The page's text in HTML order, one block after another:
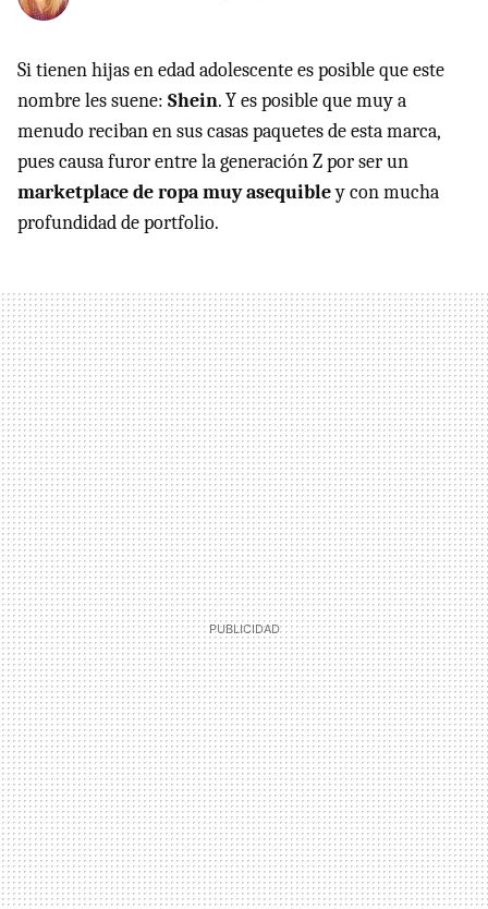
Si tienen hijas en edad adolescente es posible que este
nombre les suene: Shein. Y es posible que muy a
menudo reciban en sus casas paquetes de esta marca,
pues causa furor entre la generación Z por ser un
marketplace de ropa muy asequibley con mucha
profundidad de portfolio.